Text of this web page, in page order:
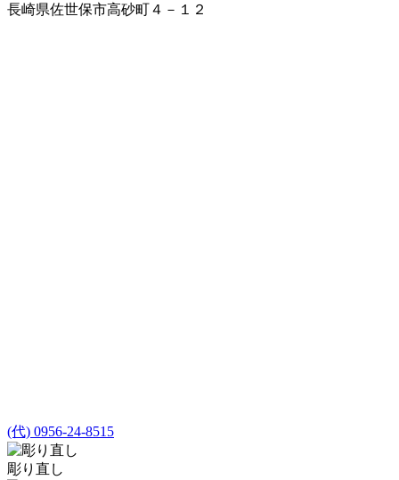
長崎県佐世保市高砂町４－１２
(代) 0956-24-8515
彫り直し